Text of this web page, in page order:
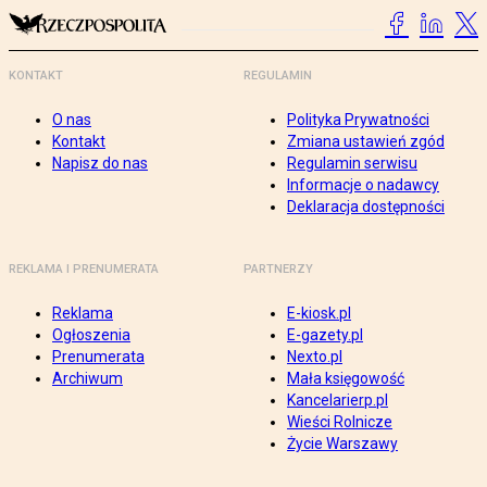
KONTAKT
O nas
Kontakt
Napisz do nas
REGULAMIN
Polityka Prywatności
Zmiana ustawień zgód
Regulamin serwisu
Informacje o nadawcy
Deklaracja dostępności
REKLAMA I PRENUMERATA
Reklama
Ogłoszenia
Prenumerata
Archiwum
PARTNERZY
E-kiosk.pl
E-gazety.pl
Nexto.pl
Mała księgowość
Kancelarierp.pl
Wieści Rolnicze
Życie Warszawy